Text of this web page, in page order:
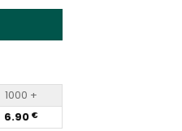
1000 +
6.90 €